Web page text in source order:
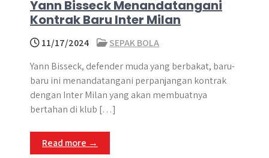
Yann Bisseck Menandatangani
Kontrak Baru Inter Milan
11/17/2024
SEPAK BOLA
Yann Bisseck, defender muda yang berbakat, baru-
baru ini menandatangani perpanjangan kontrak
dengan Inter Milan yang akan membuatnya
bertahan di klub […]
Read more →